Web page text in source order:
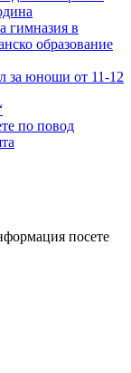
гимназия в
образование
за юноши от 11-12
по повод
посете